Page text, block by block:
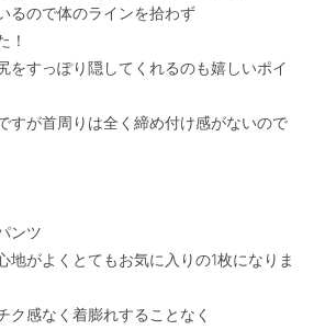
るので体のラインを拾わず
！
をすっぽり隠してくれるのも嬉しいポイ
すが首周りは全く締め付け感がないので
ンツ
地がよくとてもお気に入りの1枚になりま
ク感なく着膨れすることなく